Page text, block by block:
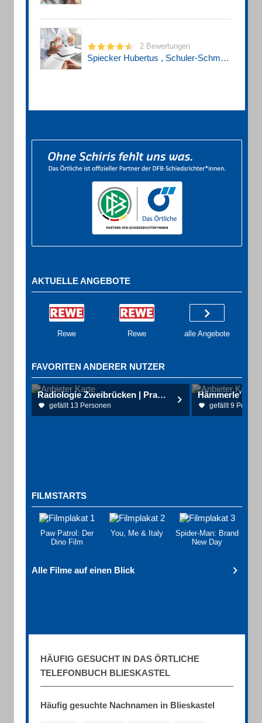
2 Bewertungen
Spiecker Hubertus , Schuler-Schmidt W. Dr. Zahnärzte
AKTUELLE ANGEBOTE
Rewe Rewe alle Angebote
FAVORITEN ANDERER NUTZER
Radiologie Zweibrücken | Praxis für MRT, Radiologie u. Nuklearmedizin
gefällt 13 Personen
Hämmerle's
gefällt 9
FILMSTARTS
Paw Patrol: Der
Dino Film
You, Me & Italy
Spider-Man: Brand
New Day
Alle Filme auf einen Blick
HÄUFIG GESUCHT IN DAS ÖRTLICHE
TELEFONBUCH BLIESKASTEL
Häufig gesuchte Nachnamen in Blieskastel